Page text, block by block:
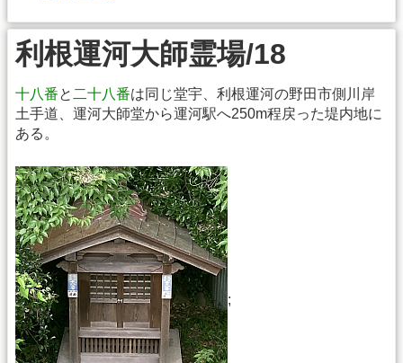
利根運河大師霊場/18
十八番と 二十八番は同じ堂宇、利根運河の野田市側川岸
土手道、運河大師堂から運河駅へ250m程戻った堤内地に
ある。
;